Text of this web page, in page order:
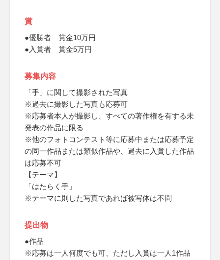
賞
●優勝者 賞金10万円
●入賞者 賞金5万円
募集内容
「手」に関して撮影された写真
※過去に撮影した写真も応募可
※応募者本人が撮影し、すべての著作権を有する未
発表の作品に限る
※他のフォトコンテスト等に応募中または応募予定
の同一作品または類似作品や、過去に入賞した作品
は応募不可
【テーマ】
「はたらく手」
※テーマに則した写真であれば被写体は不問
提出物
●作品
※応募は一人何度でも可、ただし入賞は一人1作品